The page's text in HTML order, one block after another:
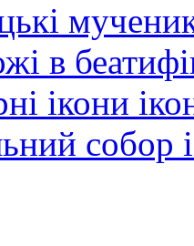
в
ікони
собор